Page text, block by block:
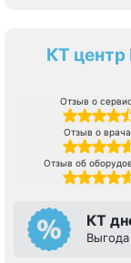
КТ центр
Отзыв о
Отзыв о
Отзыв об
КТ